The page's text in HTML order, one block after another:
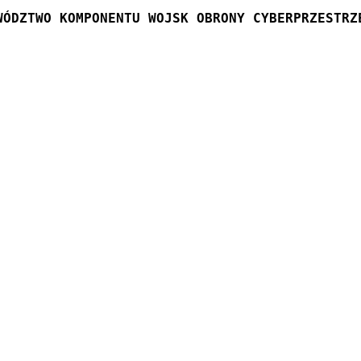
KOMPONENTU WOJSK OBRONY